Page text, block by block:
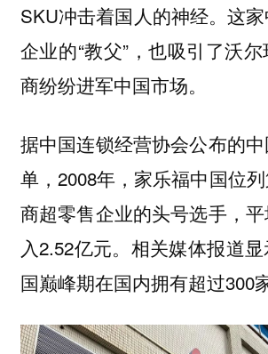
SKU冲击着国人的神经。这
企业的“教父”，也吸引了沃
商纷纷进军中国市场。
据中国连锁经营协会公布的
单，2008年，家乐福中国位
商超零售企业的头号选手，
入2.52亿元。相关媒体报道
国巅峰期在国内拥有超过300